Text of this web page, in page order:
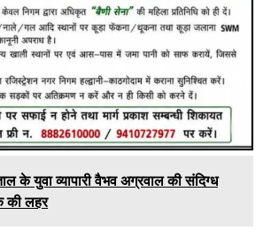
के युवा व्यापारी वैभव अग्रवाल की संदिग्ध
की लहर